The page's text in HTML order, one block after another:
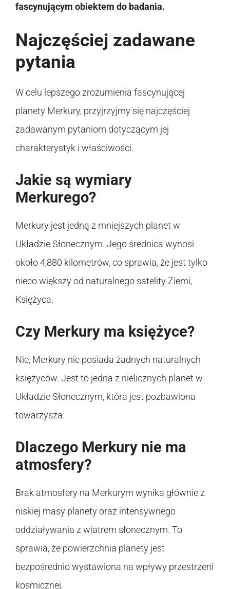
fascynującym obiektem do badania.
Najczęściej zadawane
pytania
W celu lepszego zrozumienia fascynującej
planety Merkury, przyjrzyjmy się najczęściej
zadawanym pytaniom dotyczącym jej
charakterystyk i właściwości.
Jakie są wymiary
Merkurego?
Merkury jest jedną z mniejszych planet w
Układzie Słonecznym. Jego średnica wynosi
około 4,880 kilometrów, co sprawia, że jest tylko
nieco większy od naturalnego satelity Ziemi,
Księżyca.
Czy Merkury ma księżyce?
Nie, Merkury nie posiada żadnych naturalnych
księżyców. Jest to jedna z nielicznych planet w
Układzie Słonecznym, która jest pozbawiona
towarzysza.
Dlaczego Merkury nie ma
atmosfery?
Brak atmosfery na Merkurym wynika głównie z
niskiej masy planety oraz intensywnego
oddziaływania z wiatrem słonecznym. To
sprawia, że powierzchnia planety jest
bezpośrednio wystawiona na wpływy przestrzeni
kosmicznej.